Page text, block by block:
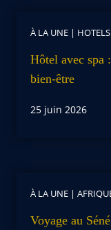
À LA UNE | HOTELS
Hôtel avec spa
bien-être
25 juin 2026
À LA UNE |
Voyage au